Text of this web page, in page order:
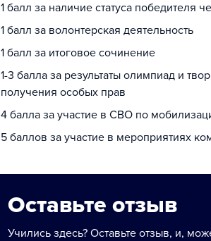
1 балл за наличие статуса победителя
1 балл за волонтерская деятельность
1 балл за итоговое сочинение
1-3 балла за результаты олимпиад и
получения особых прав
4 балла за участие в СВО по
5 баллов за участие в мероприятиях
Оставьте отзыв
Учились здесь? Оставьте отзыв, и,